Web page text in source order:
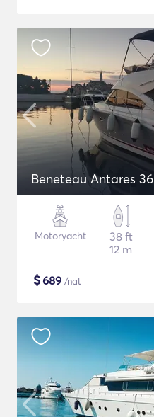
Beneteau Antares 36
Motoryacht
38 ft
12 m
$689 /nat